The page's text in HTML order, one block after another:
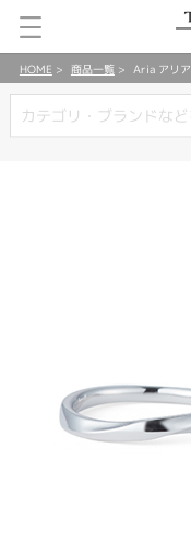
HOME 商品一覧 Aria アリア